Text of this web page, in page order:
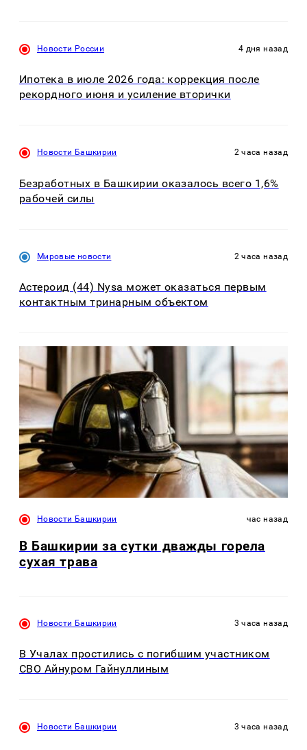
Новости России 4 дня назад
Ипотека в июле 2026 года: коррекция после
рекордного июня и усиление вторички
Новости Башкирии 2 часа назад
Безработных в Башкирии оказалось всего 1,6%
рабочей силы
Мировые новости 2 часа назад
Астероид (44) Nysa может оказаться первым
контактным тринарным объектом
Новости Башкирии час назад
В Башкирии за сутки дважды горела
сухая трава
Новости Башкирии 3 часа назад
В Учалах простились с погибшим участником
СВО Айнуром Гайнуллиным
Новости Башкирии 3 часа назад